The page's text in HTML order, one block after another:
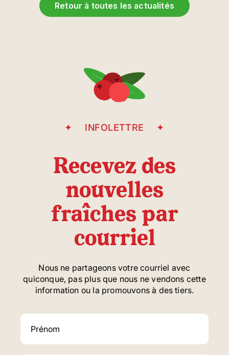
Retour à toutes les actualités
INFOLETTRE
Recevez des
nouvelles
fraîches par
courriel
Nous ne partageons votre courriel avec
quiconque, pas plus que nous ne vendons cette
information ou la promouvons à des tiers.